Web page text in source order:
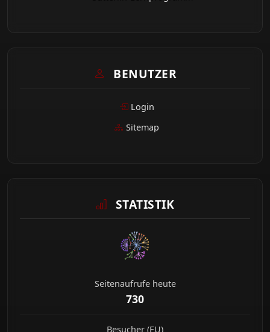
BENUTZER
Login
Sitemap
STATISTIK
Seitenaufrufe heute
730
Besucher (EU)